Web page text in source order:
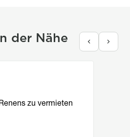
der Nähe
zu vermieten